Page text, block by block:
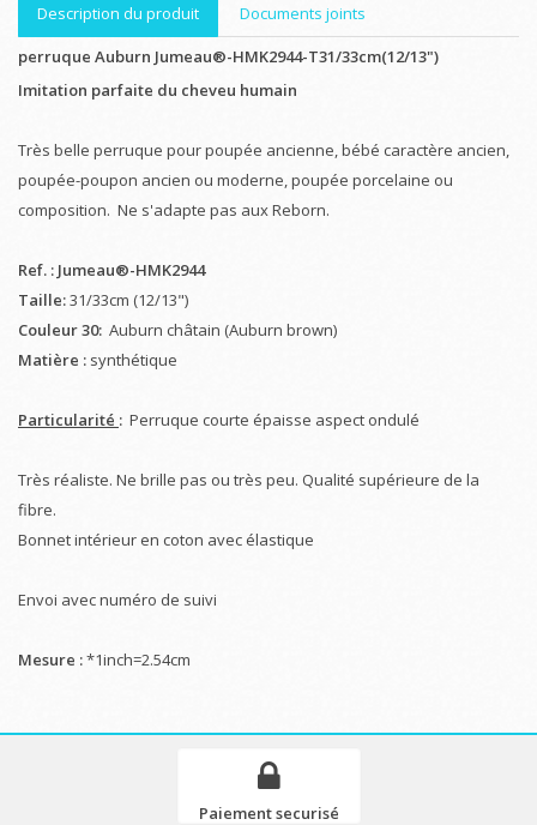
Description du produit
Documents joints
perruque Auburn Jumeau®-HMK2944-T31/33cm(12/13")
Imitation parfaite du cheveu humain
Très belle perruque pour poupée ancienne, bébé caractère ancien,
poupée-poupon ancien ou moderne, poupée porcelaine ou
composition. Ne s'adapte pas aux Reborn.
Ref. : Jumeau®-HMK2944
Taille:31/33cm (12/13")
Couleur 30: Auburn châtain (Auburn brown)
Matière : synthétique
Particularité : Perruque courte épaisse aspect ondulé
Très réaliste. Ne brille pas ou très peu. Qualité supérieure de la
fibre.
Bonnet intérieur en coton avec élastique
Envoi avec numéro de suivi
Mesure :*1inch=2.54cm
Paiement securisé